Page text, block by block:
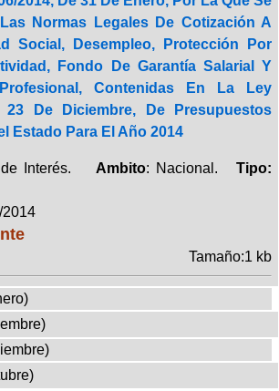
Normas Legales De Cotización A
Social, Desempleo, Protección Por
Fondo De Garantía Salarial Y
Contenidas En La Ley
23 De Diciembre, De Presupuestos
Estado Para El Año 2014
de Interés. Ambito: Nacional.Tipo:
2014
Tamaño:1 kb